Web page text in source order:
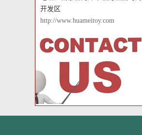
开发区
http://www.huameitoy.com